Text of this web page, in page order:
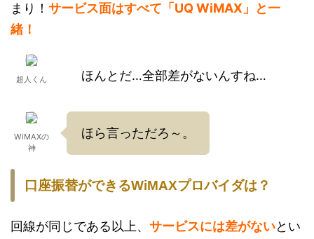
まり！ サービス面はすべて「UQ WiMAX」と一
緒！
超人くん ほんとだ…全部差がないんすね…
WiMAXの
神
ほら言っただろ～。
口座振替ができるWiMAXプロバイダは？
回線が同じである以上、 サービスには差がないとい